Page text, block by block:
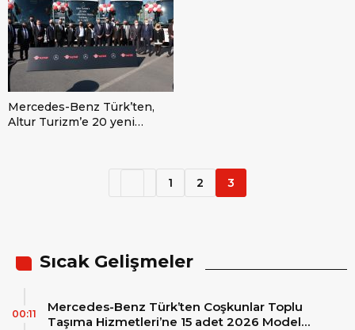
Mercedes-Benz Türk’ten,
Altur Turizm’e 20 yeni
1 2 3
Sıcak Gelişmeler
Mercedes-Benz Türk’ten Coşkunlar Toplu
Taşıma Hizmetleri’ne 15 adet 2026 Model
00:11